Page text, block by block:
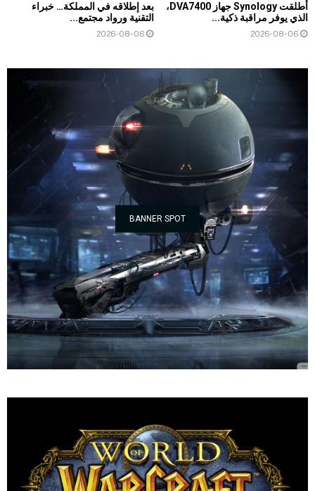
أطلقت Synology جهاز DVA7400،
الذي يوفر مراقبة ذكية...
2026-08-06
بعد إطلاقه في المملكة… خبراء
التقنية ورواد مجتمع...
2026-08-06
BANNER SPOT